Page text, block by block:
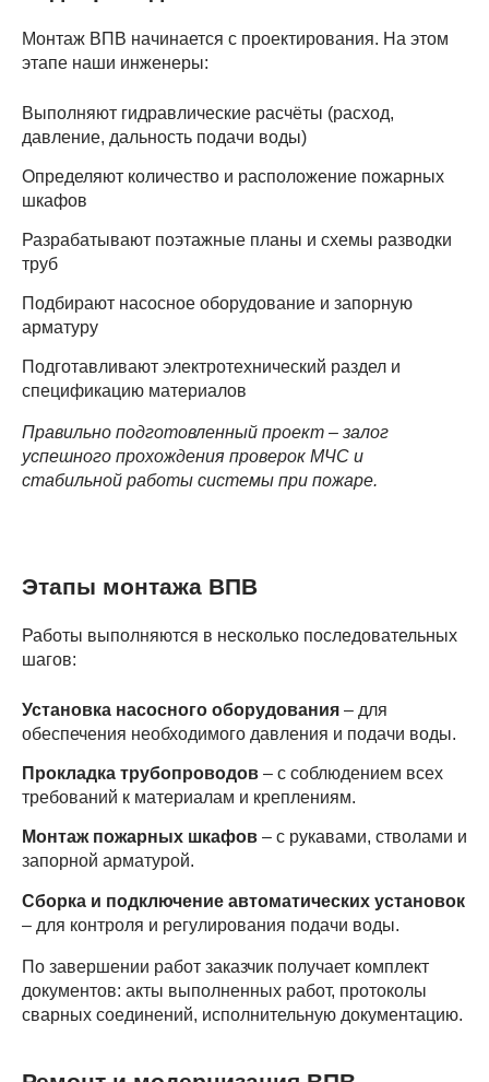
Монтаж ВПВ начинается с проектирования. На этом
этапе наши инженеры:
Выполняют гидравлические расчёты (расход,
давление, дальность подачи воды)
Определяют количество и расположение пожарных
шкафов
Разрабатывают поэтажные планы и схемы разводки
труб
Подбирают насосное оборудование и запорную
арматуру
Подготавливают электротехнический раздел и
спецификацию материалов
Правильно подготовленный проект – залог
успешного прохождения проверок МЧС и
стабильной работы системы при пожаре.
Этапы монтажа ВПВ
Работы выполняются в несколько последовательных
шагов:
Установка насосного оборудования – для
обеспечения необходимого давления и подачи воды.
Прокладка трубопроводов – с соблюдением всех
требований к материалам и креплениям.
Монтаж пожарных шкафов – с рукавами, стволами и
запорной арматурой.
Сборка и подключение автоматических установок
– для контроля и регулирования подачи воды.
По завершении работ заказчик получает комплект
документов: акты выполненных работ, протоколы
сварных соединений, исполнительную документацию.